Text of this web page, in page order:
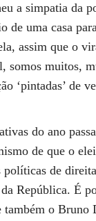
a simpatia da
uma casa
assim que o
somos muitos,
‘pintadas’ de
do ano
de que o
de
República. É
também o Bruno